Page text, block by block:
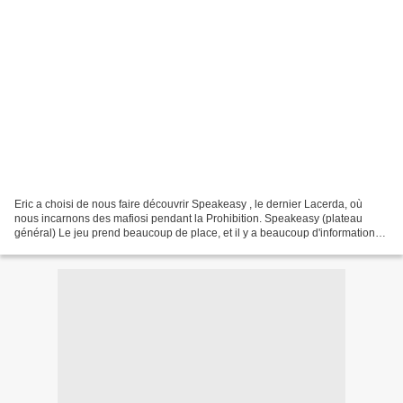
Eric a choisi de nous faire découvrir Speakeasy , le dernier Lacerda, où
nous incarnons des mafiosi pendant la Prohibition. Speakeasy (plateau
général) Le jeu prend beaucoup de place, et il y a beaucoup d'informations.